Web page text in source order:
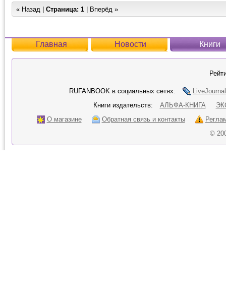
« Назад | Страница: 1 | Вперёд »
Главная Новости Книги
RUFANBOOK в социальных сетях:
LiveJournal
Книги издательств:
АЛЬФА-КНИГА
О магазине
Обратная связь и контакты
©